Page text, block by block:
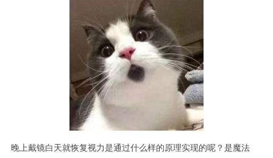
晚上戴镜白天就恢复视力是通过什么样的原理实现的呢？是魔法